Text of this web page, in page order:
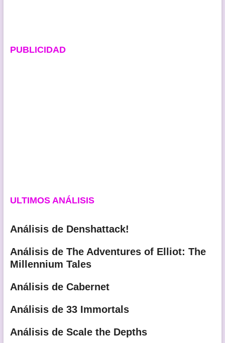
PUBLICIDAD
ULTIMOS ANÁLISIS
Análisis de Denshattack!
Análisis de The Adventures of Elliot: The
Millennium Tales
Análisis de Cabernet
Análisis de 33 Immortals
Análisis de Scale the Depths